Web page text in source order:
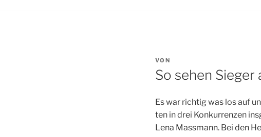
VERÖFFENTLICHT
AM
VON
So sehen Sieger
Es war rich­tig was los auf
ten in drei Kon­kur­ren­zen
Lena Mass­mann. Bei den